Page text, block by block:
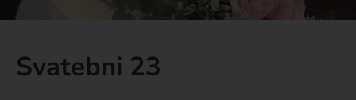
Svatebni 23